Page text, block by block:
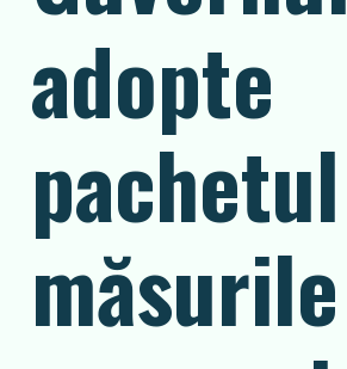
adopte
măsurile